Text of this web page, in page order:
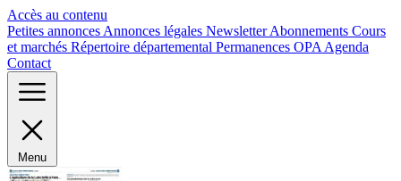
Accès au contenu
Petites annonces Annonces légales NewsletterAbonnements Cours
et marchés Répertoire départemental Permanences OPA Agenda
Contact
Menu
Panneau de gestion des cookies